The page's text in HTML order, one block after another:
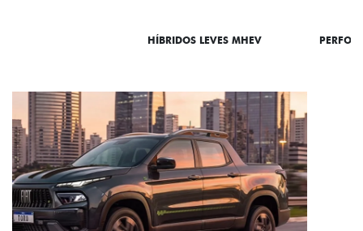
HÍBRIDOS LEVES MHEV